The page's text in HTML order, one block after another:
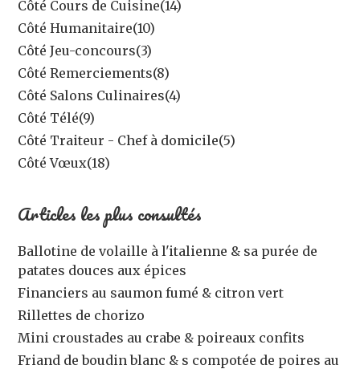
Côté Cours de Cuisine(14)
Côté Humanitaire(10)
Côté Jeu-concours(3)
Côté Remerciements(8)
Côté Salons Culinaires(4)
Côté Télé(9)
Côté Traiteur - Chef à domicile(5)
Côté Vœux(18)
Articles les plus consultés
Ballotine de volaille à l'italienne & sa purée de
patates douces aux épices
Financiers au saumon fumé & citron vert
Rillettes de chorizo
Mini croustades au crabe & poireaux confits
Friand de boudin blanc & s compotée de poires au